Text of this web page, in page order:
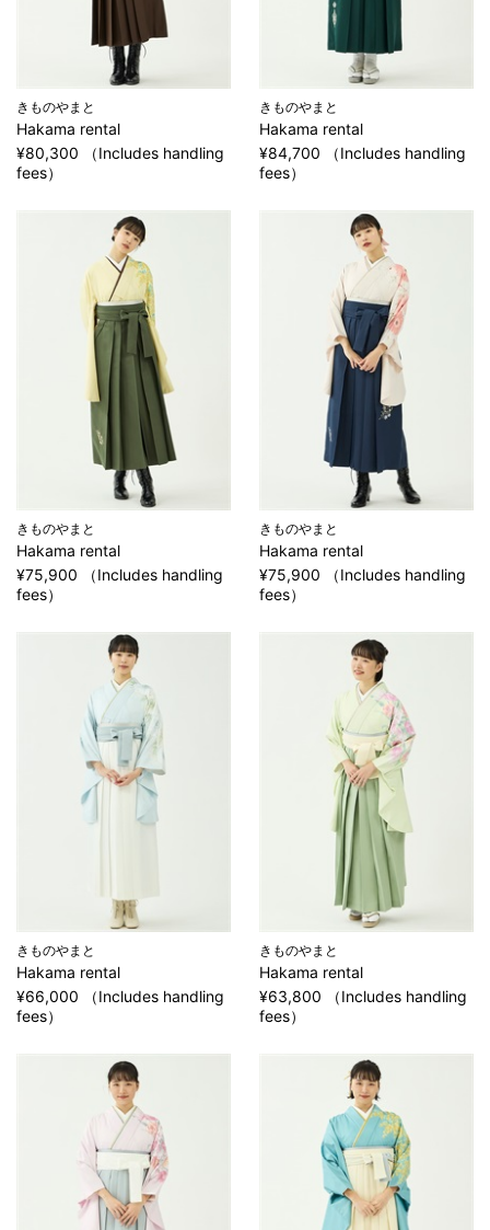
きものやまと
Hakama rental
¥80,300 （Includes handling
fees）
きものやまと
Hakama rental
¥84,700 （Includes handling
fees）
きものやまと
Hakama rental
¥75,900 （Includes handling
fees）
きものやまと
Hakama rental
¥75,900 （Includes handling
fees）
きものやまと
Hakama rental
¥66,000 （Includes handling
fees）
きものやまと
Hakama rental
¥63,800 （Includes handling
fees）